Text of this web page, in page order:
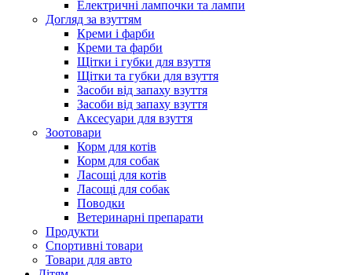
Електричні лампочки та лампи
Догляд за взуттям
Креми і фарби
Креми та фарби
Щітки і губки для взуття
Щітки та губки для взуття
Засоби від запаху взуття
Засоби від запаху взуття
Аксесуари для взуття
Зоотовари
Корм для котів
Корм для собак
Ласощі для котів
Ласощі для собак
Поводки
Ветеринарні препарати
Продукти
Спортивні товари
Товари для авто